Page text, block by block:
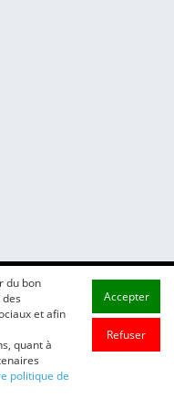
du bon
et afin
quant à
politique de
Accepter
Refuser